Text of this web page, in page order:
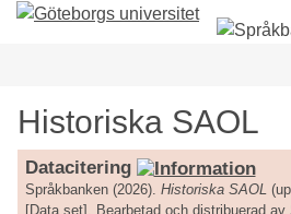
Hoppa
Historiska SAOL
Datacitering
Språkbanken (2026). Historiska SAOL
[Data set]. Bearbetad och distribuerad av